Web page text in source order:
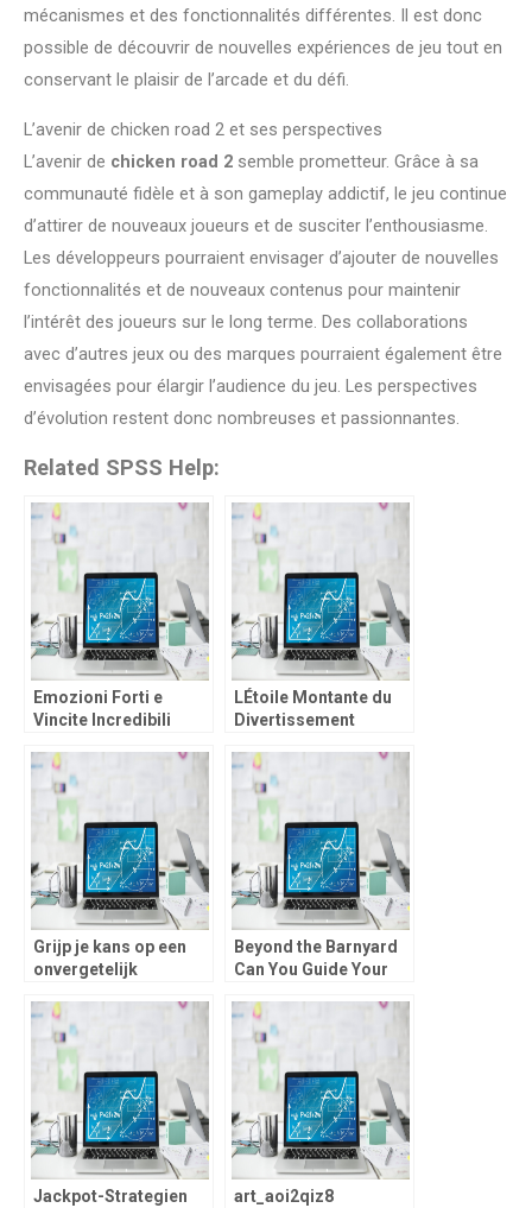
mécanismes et des fonctionnalités différentes. Il est donc
possible de découvrir de nouvelles expériences de jeu tout en
conservant le plaisir de l’arcade et du défi.
L’avenir de chicken road 2 et ses perspectives
L’avenir de chicken road 2 semble prometteur. Grâce à sa
communauté fidèle et à son gameplay addictif, le jeu continue
d’attirer de nouveaux joueurs et de susciter l’enthousiasme.
Les développeurs pourraient envisager d’ajouter de nouvelles
fonctionnalités et de nouveaux contenus pour maintenir
l’intérêt des joueurs sur le long terme. Des collaborations
avec d’autres jeux ou des marques pourraient également être
envisagées pour élargir l’audience du jeu. Les perspectives
d’évolution restent donc nombreuses et passionnantes.
Related SPSS Help:
Emozioni Forti e
Vincite Incredibili
Nuovo Mondo di
Gioco Online.
LÉtoile Montante du
Divertissement
vers des Sensations
Fortes Inoubliables.
Grijp je kans op een
onvergetelijk
casino staat garant
voor exclusieve actie
en
Beyond the Barnyard
Can You Guide Your
this High-RTP, Risk-
Reward chicken road
Jackpot-Strategien
art_aoi2qiz8